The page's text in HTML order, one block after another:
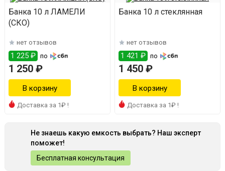
Банка 10 л ЛАМЕЛИ
(СКО)
нет отзывов
1 225 ₽ по
1 250 ₽
Доставка за 1₽ !
Банка 10 л стеклянная
нет отзывов
1 421 ₽ по
1 450 ₽
Доставка за 1₽ !
Не знаешь какую емкость выбрать? Наш эксперт
поможет!
Бесплатная консультация